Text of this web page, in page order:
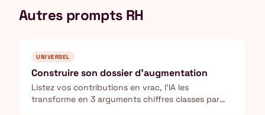
Autres prompts RH
UNIVERSEL
Construire son dossier d'augmentation
Listez vos contributions en vrac, l'IA les
transforme en 3 arguments chiffres classes par